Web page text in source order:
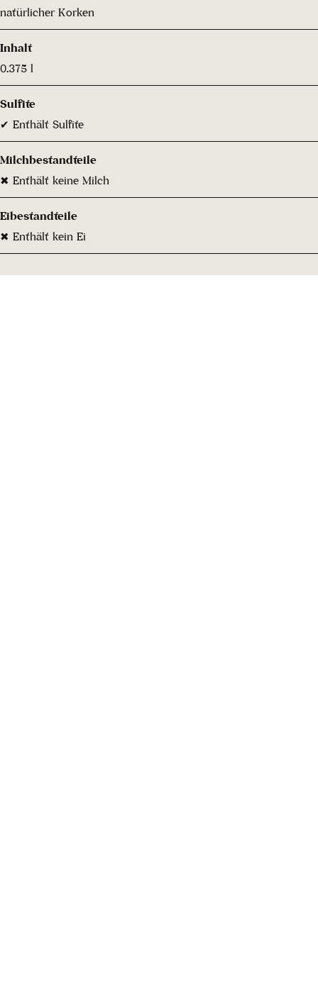
natürlicher Korken
Inhalt
0.375 l
Sulfite
✔ Enthält Sulfite
Milchbestandteile
✖ Enthält keine Milch
Eibestandteile
✖ Enthält kein Ei